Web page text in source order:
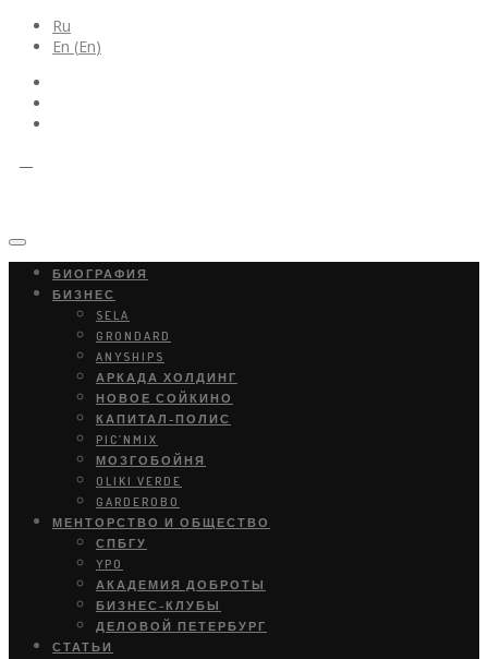
Ru
En (En)
БИОГРАФИЯ
БИЗНЕС
SELA
GRONDARD
ANYSHIPS
АРКАДА ХОЛДИНГ
НОВОЕ СОЙКИНО
КАПИТАЛ-ПОЛИС
PIC’NMIX
МОЗГОБОЙНЯ
OLIKI VERDE
GARDEROBO
МЕНТОРСТВО И ОБЩЕСТВО
СПБГУ
YPO
АКАДЕМИЯ ДОБРОТЫ
БИЗНЕС-КЛУБЫ
ДЕЛОВОЙ ПЕТЕРБУРГ
СТАТЬИ